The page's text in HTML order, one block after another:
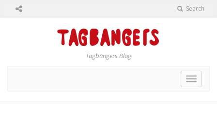
Search
Tagbangers Blog
Toggle